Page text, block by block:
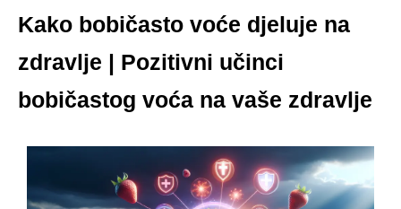
Kako bobičasto voće djeluje na
zdravlje | Pozitivni učinci
bobičastog voća na vaše zdravlje